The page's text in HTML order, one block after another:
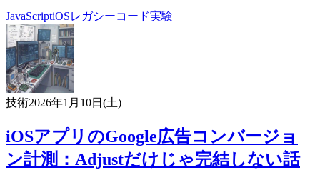
JavaScriptiOSレガシーコード実験
技術2026年1月10日(土)
iOSアプリのGoogle広告コンバージョ
ン計測：Adjustだけじゃ完結しない話